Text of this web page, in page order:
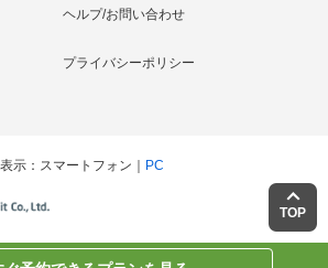
TOP
ヘルプ/お問い合わせ
プライバシーポリシー
表示 スマートフォン PC